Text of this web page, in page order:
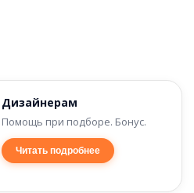
Дизайнерам
Помощь при подборе. Бонус.
Читать подробнее